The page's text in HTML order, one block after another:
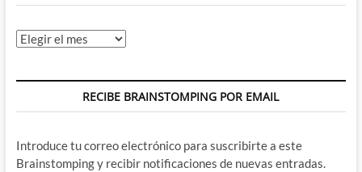
Archivos
RECIBE BRAINSTOMPING POR EMAIL
Introduce tu correo electrónico para suscribirte a este
Brainstomping y recibir notificaciones de nuevas entradas.